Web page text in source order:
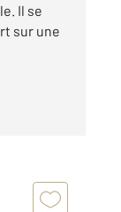
Il se
sur une